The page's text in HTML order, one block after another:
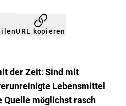
URL kopieren
der Zeit: Sind mit
Lebensmittel
Quelle möglichst rasch